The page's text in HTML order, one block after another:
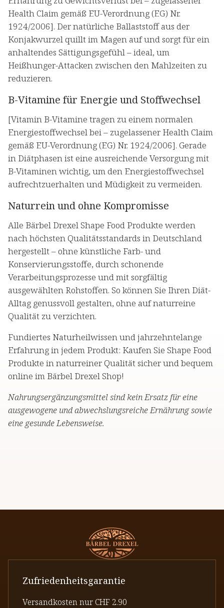
Health Claim gemäß EU-Verordnung (EG) Nr.
1924/2006]. Der natürliche Ballaststoff aus der
Konjakwurzel quillt im Magen auf und sorgt für ein
anhaltendes Sättigungsgefühl – ideal, um
Heißhunger-Attacken zwischen den Mahlzeiten zu
reduzieren.
B-Vitamine für Energie und Stoffwechsel
[Vitamin B-Vitamine tragen zu einem normalen
Energiestoffwechsel bei – zugelassener Health Claim
gemäß EU-Verordnung (EG) Nr. 1924/2006]. Gerade
in Diätphasen ist eine ausreichende Versorgung mit
B-Vitaminen wichtig, um den Energiestoffwechsel
aufrechtzuerhalten und Müdigkeit zu vermeiden.
Naturrein und ohne Kompromisse
Alle Bärbel Drexel Shape Food Produkte werden
nach höchsten Qualitätsstandards in Deutschland
hergestellt – ohne künstliche Farb- und
Konservierungsstoffe, durch schonende
Verarbeitungsprozesse und mit sorgfältig
ausgewählten Rohstoffen. So können Sie Ihren Diät-
Alltag genussvoll gestalten, ohne auf naturreine
Qualität zu verzichten.
Fundiertes Naturheilwissen und jahrzehntelange
Erfahrung in jedem Produkt: Kaufen Sie Shape Food
Produkte in naturreiner Qualität sicher und bequem
online im Bärbel Drexel Shop!
Nahrungsergänzungsmittel sind kein Ersatz für eine
ausgewogene und abwechslungsreiche Ernährung sowie
eine gesunde Lebensweise.
Zufriedenheitsgarantie
Versandkosten nur CHF 2.90